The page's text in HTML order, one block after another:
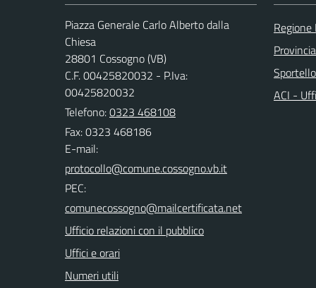
Piazza Generale Carlo Alberto dalla
Chiesa
28801 Cossogno (VB)
C.F. 00425820032 - P.Iva:
00425820032
Telefono:0323 468108
Fax: 0323 468186
E-mail:
PEC:
Ufficio relazioni con il pubblico
Uffici e orari
Numeri utili
ACI -